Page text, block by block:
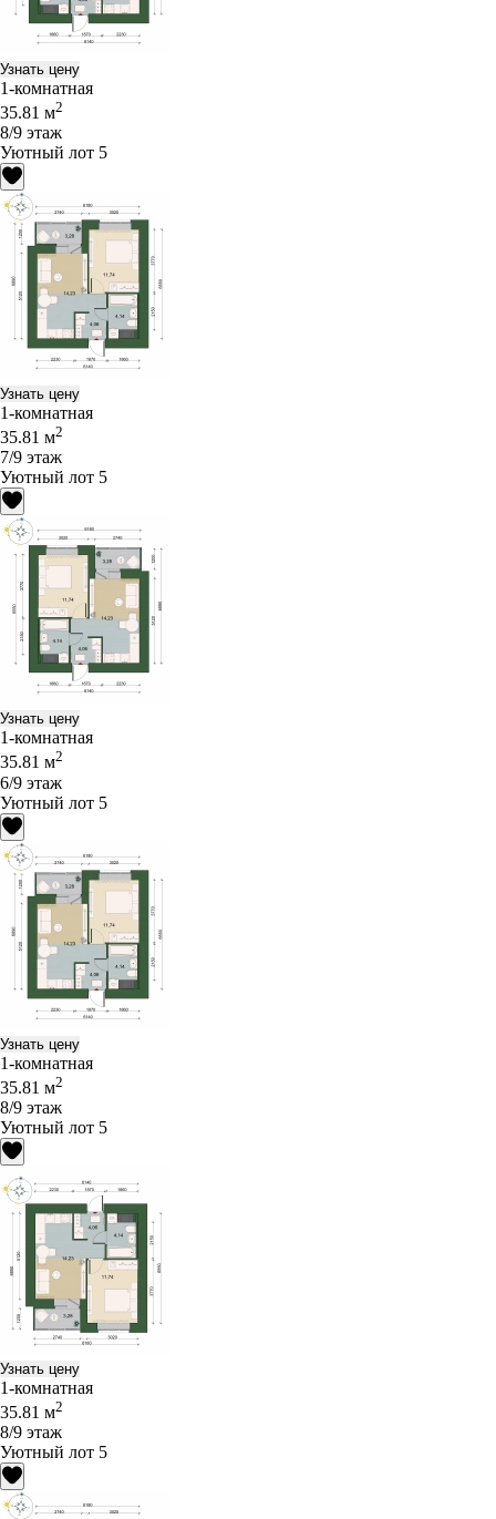
Узнать цену
1-комнатная
35.81 м2
8/9 этаж
Уютный лот 5
Узнать цену
1-комнатная
35.81 м2
7/9 этаж
Уютный лот 5
Узнать цену
1-комнатная
35.81 м2
6/9 этаж
Уютный лот 5
Узнать цену
1-комнатная
35.81 м2
8/9 этаж
Уютный лот 5
Узнать цену
1-комнатная
35.81 м2
8/9 этаж
Уютный лот 5